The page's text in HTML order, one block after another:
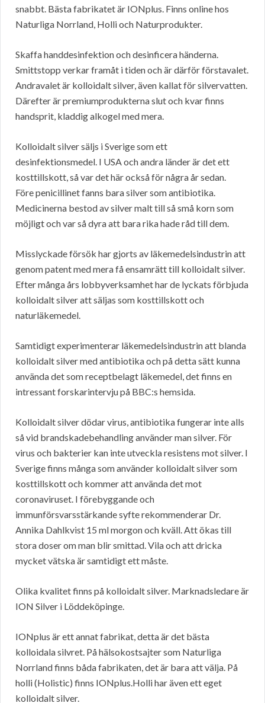
snabbt. Bästa fabrikatet är IONplus. Finns online hos
Naturliga Norrland, Holli och Naturprodukter.
Skaffa handdesinfektion och desinficera händerna.
Smittstopp verkar framåt i tiden och är därför förstavalet.
Andravalet är kolloidalt silver, även kallat för silvervatten.
Därefter är premiumprodukterna slut och kvar finns
handsprit, kladdig alkogel med mera.
Kolloidalt silver säljs i Sverige som ett
desinfektionsmedel. I USA och andra länder är det ett
kosttillskott, så var det här också för några år sedan.
Före penicillinet fanns bara silver som antibiotika.
Medicinerna bestod av silver malt till så små korn som
möjligt och var så dyra att bara rika hade råd till dem.
Misslyckade försök har gjorts av läkemedelsindustrin att
genom patent med mera få ensamrätt till kolloidalt silver.
Efter många års lobbyverksamhet har de lyckats förbjuda
kolloidalt silver att säljas som kosttillskott och
naturläkemedel.
Samtidigt experimenterar läkemedelsindustrin att blanda
kolloidalt silver med antibiotika och på detta sätt kunna
använda det som receptbelagt läkemedel, det finns en
intressant forskarintervju på BBC:s hemsida.
Kolloidalt silver dödar virus, antibiotika fungerar inte alls
så vid brandskadebehandling använder man silver. För
virus och bakterier kan inte utveckla resistens mot silver. I
Sverige finns många som använder kolloidalt silver som
kosttillskott och kommer att använda det mot
coronaviruset. I förebyggande och
immunförsvarsstärkande syfte rekommenderar Dr.
Annika Dahlkvist 15 ml morgon och kväll. Att ökas till
stora doser om man blir smittad. Vila och att dricka
mycket vätska är samtidigt ett måste.
Olika kvalitet finns på kolloidalt silver. Marknadsledare är
ION Silver i Löddeköpinge.
IONplus är ett annat fabrikat, detta är det bästa
kolloidala silvret. På hälsokostsajter som Naturliga
Norrland finns båda fabrikaten, det är bara att välja. På
holli (Holistic) finns IONplus.Holli har även ett eget
kolloidalt silver.